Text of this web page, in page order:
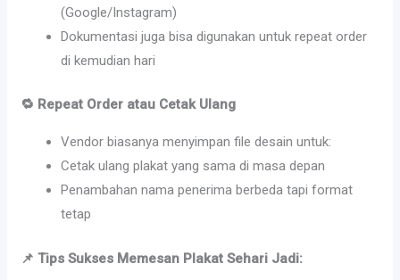
(Google/Instagram)
Dokumentasi juga bisa digunakan untuk repeat order
di kemudian hari
🔁 Repeat Order atau Cetak Ulang
Vendor biasanya menyimpan file desain untuk:
Cetak ulang plakat yang sama di masa depan
Penambahan nama penerima berbeda tapi format
tetap
📌 Tips Sukses Memesan Plakat Sehari Jadi: